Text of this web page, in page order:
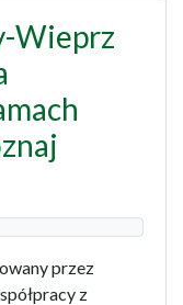
Wieprz
przez
z